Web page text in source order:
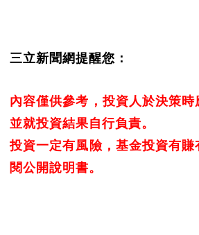
三立新聞網提醒您：
內容僅供參考，投資人於決策時
並就投資結果自行負責。
投資一定有風險，基金投資有
閱公開說明書。